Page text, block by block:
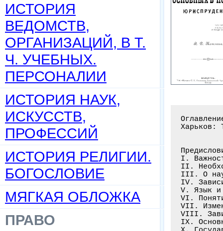
ИСТОРИЯ
ВЕДОМСТВ,
ОРГАНИЗАЦИЙ, В Т.
Ч. УЧЕБНЫХ.
ПЕРСОНАЛИИ
ИСТОРИЯ НАУК,
ИСКУССТВ,
ПРОФЕССИЙ
ИСТОРИЯ РЕЛИГИИ.
БОГОСЛОВИЕ
МЯГКАЯ ОБЛОЖКА
ПРАВО
Харьков:
I.
II.
III. О
IV.
V.
VI.
VII.
VIII.
IX.